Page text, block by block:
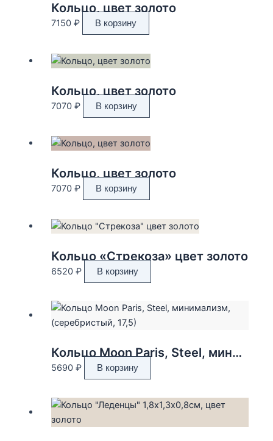
Кольцо, цвет золото
7150 ₽ В корзину
Кольцо, цвет золото
7070 ₽ В корзину
Кольцо, цвет золото
7070 ₽ В корзину
Кольцо «Стрекоза» цвет золото
6520 ₽ В корзину
Кольцо Moon Paris, Steel, минимализм, (серебристый, 17,5)
5690 ₽ В корзину